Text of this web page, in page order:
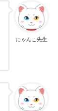
にゃんこ先生